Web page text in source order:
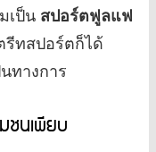
เป็น สปอร์ตฟูลแฟ
รีทสปอร์ตก็ได้
ทางการ
ชนเพียบ